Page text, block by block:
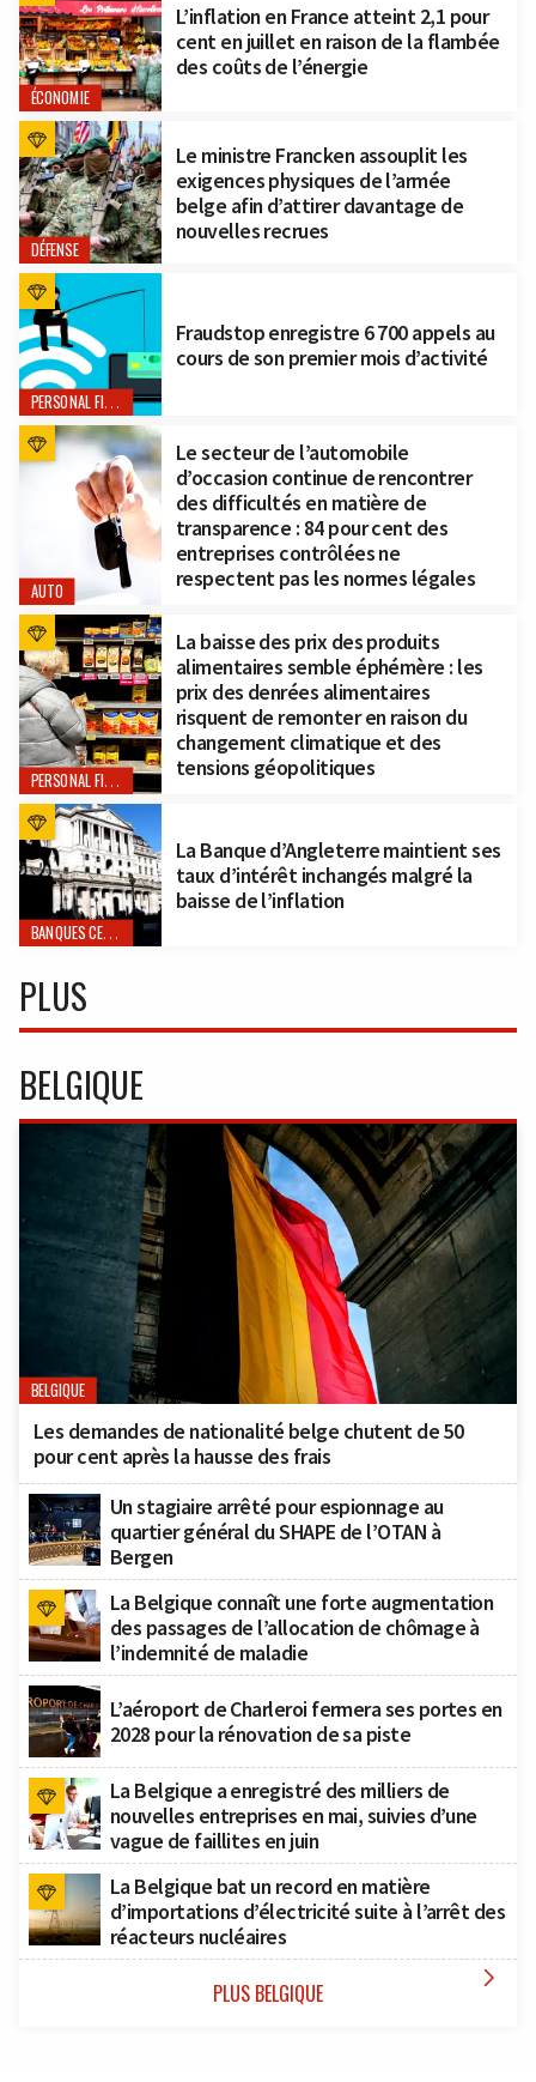
ÉCONOMIE
L’inflation en France atteint 2,1 pour
cent en juillet en raison de la flambée
des coûts de l’énergie
DÉFENSE
Le ministre Francken assouplit les
exigences physiques de l’armée
belge afin d’attirer davantage de
nouvelles recrues
PERSONAL FINANCE
Fraudstop enregistre 6 700 appels au
cours de son premier mois d’activité
AUTO
Le secteur de l’automobile
d’occasion continue de rencontrer
des difficultés en matière de
transparence : 84 pour cent des
entreprises contrôlées ne
respectent pas les normes légales
PERSONAL FINANCE
La baisse des prix des produits
alimentaires semble éphémère : les
prix des denrées alimentaires
risquent de remonter en raison du
changement climatique et des
tensions géopolitiques
BANQUES CENTRALES
La Banque d’Angleterre maintient ses
taux d’intérêt inchangés malgré la
baisse de l’inflation
PLUS
BELGIQUE
BELGIQUE
Les demandes de nationalité belge chutent de 50
pour cent après la hausse des frais
Un stagiaire arrêté pour espionnage au
quartier général du SHAPE de l’OTAN à
Bergen
La Belgique connaît une forte augmentation
des passages de l’allocation de chômage à
l’indemnité de maladie
L’aéroport de Charleroi fermera ses portes en
2028 pour la rénovation de sa piste
La Belgique a enregistré des milliers de
nouvelles entreprises en mai, suivies d’une
vague de faillites en juin
La Belgique bat un record en matière
d’importations d’électricité suite à l’arrêt des
réacteurs nucléaires
PLUS BELGIQUE 